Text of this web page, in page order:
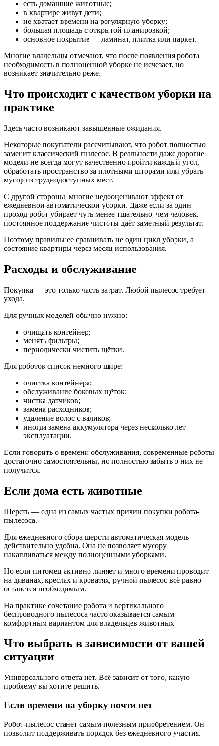
есть домашние животные;
в квартире живут дети;
не хватает времени на регулярную уборку;
большая площадь с открытой планировкой;
основное покрытие — ламинат, плитка или паркет.
Многие владельцы отмечают, что после появления робота
необходимость в полноценной уборке не исчезает, но
возникает значительно реже.
Что происходит с качеством уборки на
практике
Здесь часто возникают завышенные ожидания.
Некоторые покупатели рассчитывают, что робот полностью
заменит классический пылесос. В реальности даже дорогие
модели не всегда могут качественно пройти каждый угол,
обработать пространство за плотными шторами или убрать
мусор из труднодоступных мест.
С другой стороны, многие недооценивают эффект от
ежедневной автоматической уборки. Даже если за один
проход робот убирает чуть менее тщательно, чем человек,
постоянное поддержание чистоты даёт заметный результат.
Поэтому правильнее сравнивать не один цикл уборки, а
состояние квартиры через месяц использования.
Расходы и обслуживание
Покупка — это только часть затрат. Любой пылесос требует
ухода.
Для ручных моделей обычно нужно:
очищать контейнер;
менять фильтры;
периодически чистить щётки.
Для роботов список немного шире:
очистка контейнера;
обслуживание боковых щёток;
чистка датчиков;
замена расходников;
удаление волос с валиков;
иногда замена аккумулятора через несколько лет
эксплуатации.
Если говорить о времени обслуживания, современные роботы
достаточно самостоятельны, но полностью забыть о них не
получится.
Если дома есть животные
Шерсть — одна из самых частых причин покупки робота-
пылесоса.
Для ежедневного сбора шерсти автоматическая модель
действительно удобна. Она не позволяет мусору
накапливаться между полноценными уборками.
Но если питомец активно линяет и много времени проводит
на диванах, креслах и кроватях, ручной пылесос всё равно
останется необходимым.
На практике сочетание робота и вертикального
беспроводного пылесоса часто оказывается самым
комфортным вариантом для владельцев животных.
Что выбрать в зависимости от вашей
ситуации
Универсального ответа нет. Всё зависит от того, какую
проблему вы хотите решить.
Если времени на уборку почти нет
Робот-пылесос станет самым полезным приобретением. Он
позволит поддерживать порядок без ежедневного участия.